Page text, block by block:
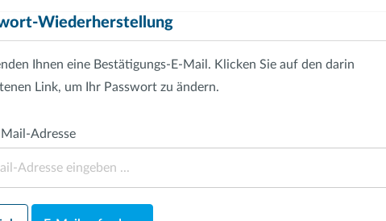
Wiederherstellung
Ihnen eine Bestätigungs-E-Mail. Klicken Sie auf den darin
Link, um Ihr Passwort zu ändern.
Adresse